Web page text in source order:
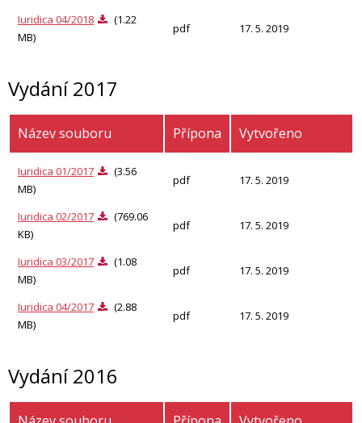
Iuridica 04/2018
(1.22
MB)
pdf 17. 5. 2019
Vydání 2017
Název souboru Přípona Vytvořeno
Iuridica 01/2017
(3.56
MB)
pdf 17. 5. 2019
Iuridica 02/2017
(769.06
KB)
pdf 17. 5. 2019
Iuridica 03/2017
(1.08
MB)
pdf 17. 5. 2019
Iuridica 04/2017
(2.88
MB)
pdf 17. 5. 2019
Vydání 2016